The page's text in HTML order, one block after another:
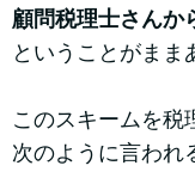
顧問税理士さんか
ということがまま
このスキームを税
次のように言われ